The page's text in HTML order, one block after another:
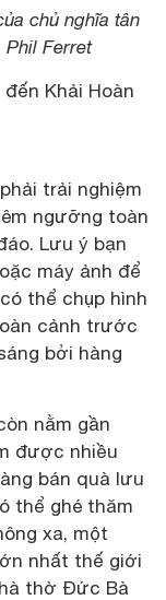
chủ nghĩa tân
Phil Ferret
Khải Hoàn
trải nghiệm
ngưỡng toàn
Lưu ý bạn
máy ảnh để
thể chụp hình
cảnh trước
bởi hàng
nằm gần
được nhiều
bán quà lưu
thể ghé thăm
xa, một
nhất thế giới
thờ Đức Bà